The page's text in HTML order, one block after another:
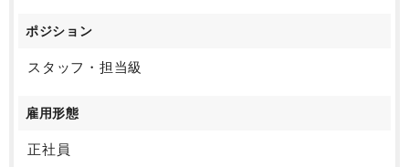
ポジション
スタッフ・担当級
雇用形態
正社員